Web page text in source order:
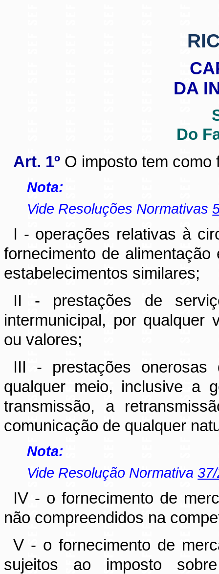
DA
Do
Art. 1ºO imposto tem como
Nota:
Vide Resoluções Normativas
I - operações relativas à
fornecimento de
estabelecimentos similares;
II - prestações de
intermunicipal, por qualquer
ou valores;
III - prestações onerosas
qualquer meio, inclusive a
transmissão, a
comunicação de qualquer
Nota:
Vide Resolução Normativa
IV - o fornecimento de
não compreendidos na
V - o fornecimento de
sujeitos ao imposto